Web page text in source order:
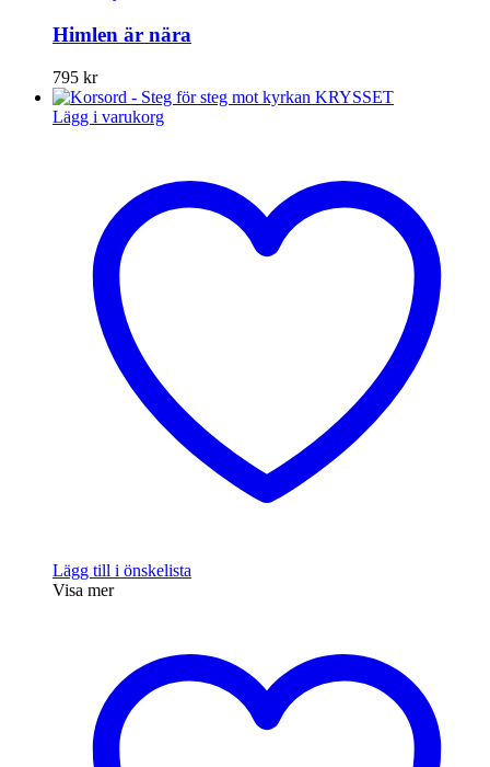
Himlen är nära
795 kr
Lägg i varukorg
Lägg till i önskelista
Visa mer